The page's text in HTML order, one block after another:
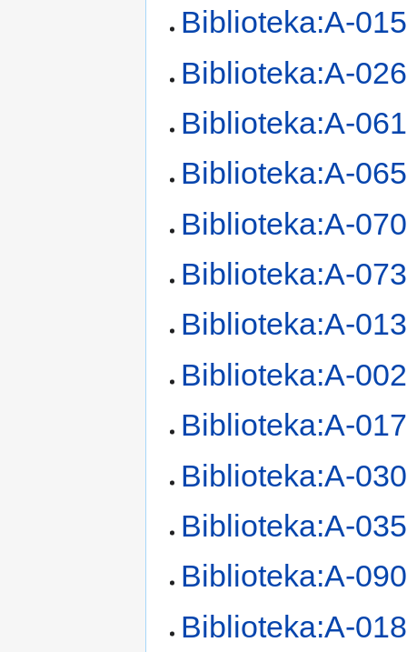
Biblioteka:A-
Biblioteka:A-
Biblioteka:A-
Biblioteka:A-
Biblioteka:A-
Biblioteka:A-
Biblioteka:A-
Biblioteka:A-
Biblioteka:A-
Biblioteka:A-
Biblioteka:A-
Biblioteka:A-
Biblioteka:A-